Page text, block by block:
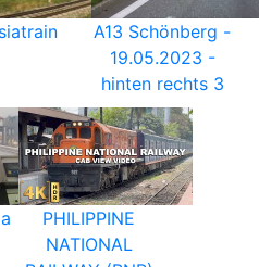
A13 Schönberg -
19.05.2023 -
hinten rechts 3
PHILIPPINE
NATIONAL